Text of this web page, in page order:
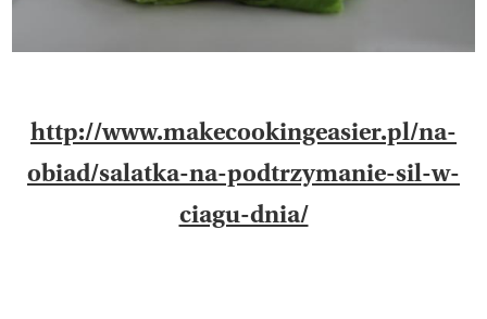
http://www.makecookingeasier.pl/na-
obiad/salatka-na-podtrzymanie-sil-w-
ciagu-dnia/